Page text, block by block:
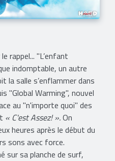
rappel... "L’enfant
indomptable, un autre
la salle s’enflammer dans
"Global Warming", nouvel
au "n'importe quoi" des
« C'est Assez! ».On
heures après le début du
sons avec force.
sur sa planche de surf,